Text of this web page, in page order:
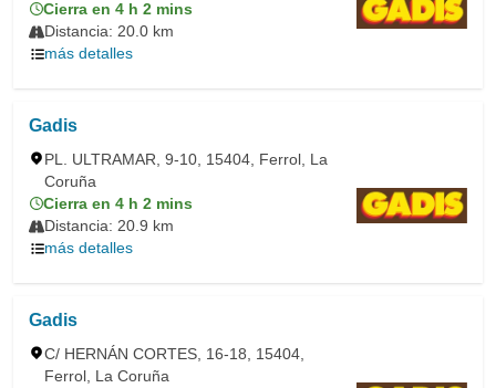
Cierra en 4 h 2 mins
Distancia: 20.0 km
más detalles
Gadis
PL. ULTRAMAR, 9-10, 15404, Ferrol, La
Coruña
Cierra en 4 h 2 mins
Distancia: 20.9 km
más detalles
Gadis
C/ HERNÁN CORTES, 16-18, 15404,
Ferrol, La Coruña